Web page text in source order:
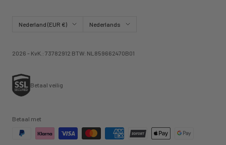
Land/regio Nederland (EUR €) TaalNederlands
2026 - KvK.: 73782912 BTW: NL859662470B01
Betaal veilig
Betaal met